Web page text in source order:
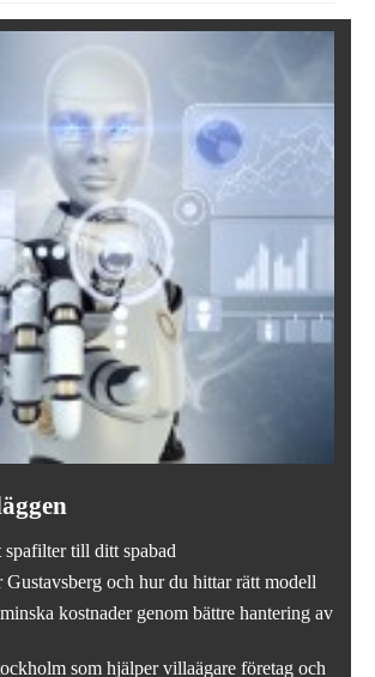
spafilter till ditt spabad
Gustavsberg och hur du hittar rätt modell
kostnader genom bättre hantering av
som hjälper villaägare företag och